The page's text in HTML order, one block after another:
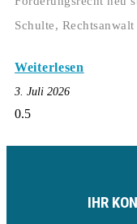
Schulte,
Weiterlesen
3. Juli 2026
IHR